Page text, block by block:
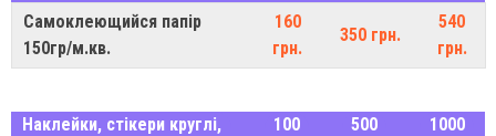
Самоклеющийся папір
150гр/м.кв.
160
грн.
350 грн.
540
грн.
Наклейки, стікери круглі,
100
500
1000